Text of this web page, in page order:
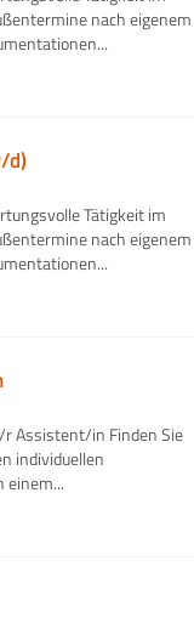
nach eigenem
d)
Tätigkeit im
nach eigenem
Assistent/in Finden Sie
individuellen
einem...